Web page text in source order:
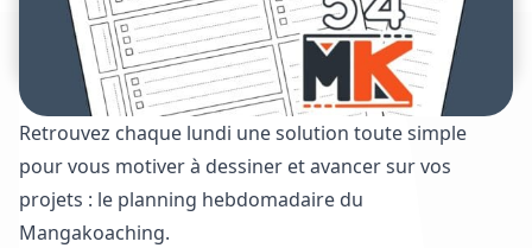
Retrouvez chaque lundi une solution toute simple
pour vous motiver à dessiner et avancer sur vos
projets : le planning hebdomadaire du
Mangakoaching.